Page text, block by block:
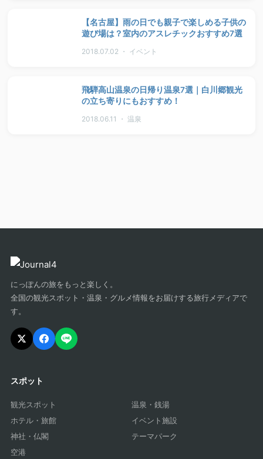
【名古屋】雨の日でも親子で楽しめる子供の
遊び場は？室内のアスレチックおすすめ7選
2018.07.02 ・ イベント
飛騨高山温泉の日帰り温泉7選｜白川郷観光
の立ち寄りにもおすすめ！
2018.06.11 ・ 温泉
にっぽんの旅をもっと楽しく。
全国の観光スポット・温泉・グルメ情報をお届けする旅行メディアで
す。
スポット
観光スポット
温泉・銭湯
ホテル・旅館
イベント施設
神社・仏閣
テーマパーク
空港